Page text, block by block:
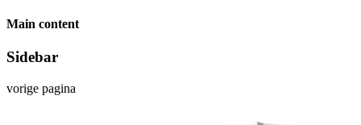
Main content
Sidebar
vorige pagina